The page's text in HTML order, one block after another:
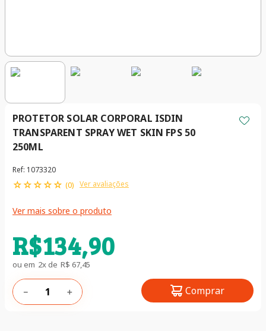
PROTETOR SOLAR CORPORAL ISDIN
TRANSPARENT SPRAY WET SKIN FPS 50
250ML
Ref: 1073320
☆☆☆☆☆ (0) Ver avaliações
Ver mais sobre o produto
R$134,90
ou em 2x de R$ 67,45
＋
－ Comprar